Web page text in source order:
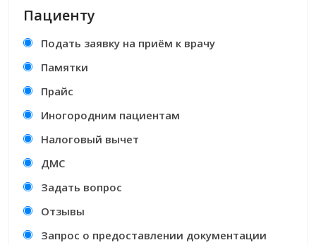
Пациенту
Подать заявку на приём к врачу
Памятки
Прайс
Иногородним пациентам
Налоговый вычет
ДМС
Задать вопрос
Отзывы
Запрос о предоставлении документации